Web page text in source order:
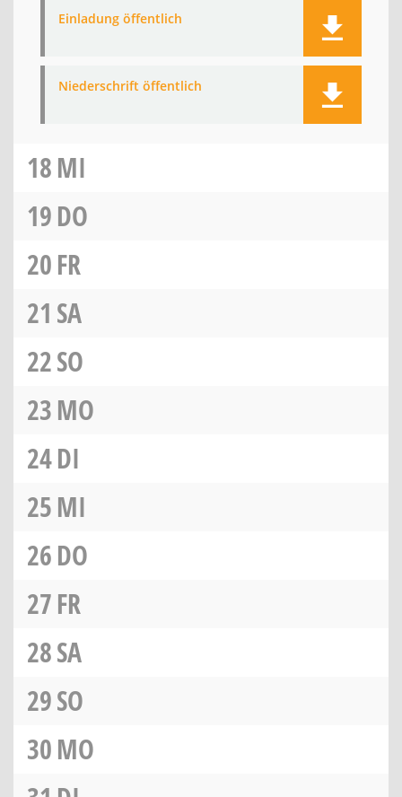
Einladung öffentlich
Niederschrift öffentlich
18MI
19DO
20FR
21 SA
22SO
23MO
24DI
25MI
26DO
27FR
28SA
29SO
30MO